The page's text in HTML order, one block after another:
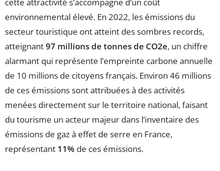
environnemental élevé. En 2022, les émissions du
secteur touristique ont atteint des sombres records,
atteignant97 millions de tonnes de CO2e, un chiffre
alarmant qui représente l’empreinte carbone annuelle
de 10 millions de citoyens français. Environ 46 millions
de ces émissions sont attribuées à des activités
menées directement sur le territoire national, faisant
du tourisme un acteur majeur dans l’inventaire des
émissions de gaz à effet de serre en France,
représentant 11% de ces émissions.